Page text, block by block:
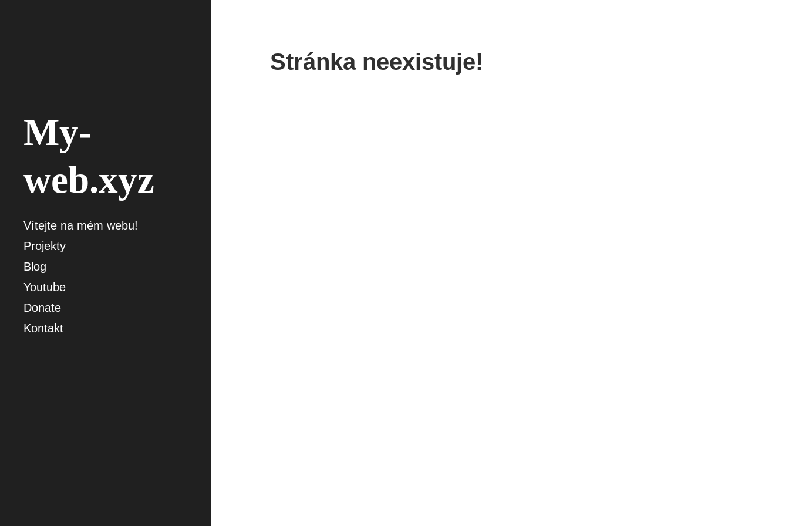
My-
web.xyz
Vítejte na mém webu!
Projekty
Blog
Youtube
Donate
Kontakt
Stránka neexistuje!